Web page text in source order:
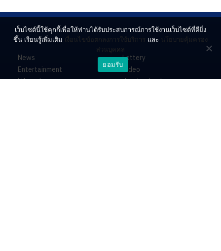
News
Entertainment
Lifestyle
Lottery
Video
ร่วมด้วยช่วยกัน
เว็บไซต์นี้ใช้คุกกี้เพื่อให้ท่านได้รับประสบการณ์การใช้งานเว็บไซต์ที่ดียิ่ง
ขึ้น เรียนรู้เพิ่มเติม เงื่อนไขข้อตกลงการใช้บริการ และ นโยบายคุ้มครอง
ส่วนบุคคล
ยอมรับ